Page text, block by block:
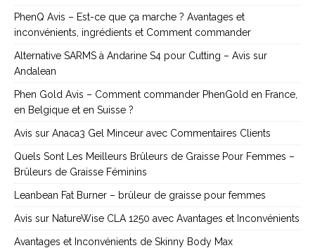
PhenQ Avis – Est-ce que ça marche ? Avantages et
inconvénients, ingrédients et Comment commander
Alternative SARMS à Andarine S4 pour Cutting – Avis sur
Andalean
Phen Gold Avis – Comment commander PhenGold en France,
en Belgique et en Suisse ?
Avis sur Anaca3 Gel Minceur avec Commentaires Clients
Quels Sont Les Meilleurs Brûleurs de Graisse Pour Femmes –
Brûleurs de Graisse Féminins
Leanbean Fat Burner – brûleur de graisse pour femmes
Avis sur NatureWise CLA 1250 avec Avantages et Inconvénients
Avantages et Inconvénients de Skinny Body Max